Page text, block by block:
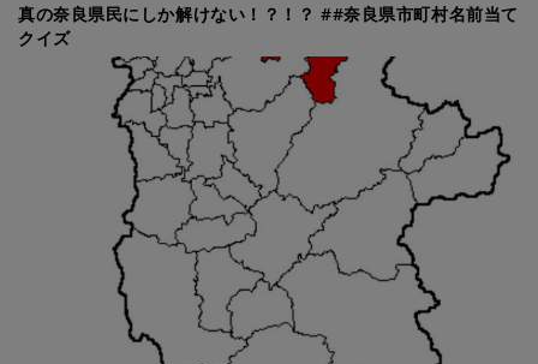
真の奈良県民にしか解けない！？！？ ##奈良県市町村名前当て
クイズ